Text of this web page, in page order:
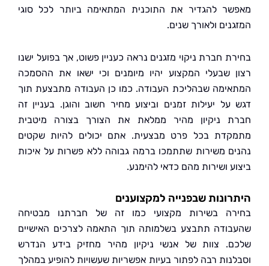
להגדיר את התוכנית המתאימה ביותר לכל סוגי
ולאורך שנים.
חברת ניקוי מזגנים נראה כעניין פשוט, אך בפועל ישנו
שבעלי המקצוע יהיו מיומנים וכי ישאו את ההסמכה
שבהליכת העבודה. כמו כן העבודה מתבצעת תוך
יעילות זמנים וביצוע מחיר חשוב והוגן. בעניין זה
ניקיון מהיר ממלאת את הצורך בצורה מיטבית
בכל פרט מבצעית. אתם יכולים להיות שקטים
משירות שתתמכו ברמה גבוהה ללא פשרות על איכות
ושירות מהם כדאי להימנע.
שבפנייה למקצוענים
בשירות מקצועי כמו זה של חברתנו מבטיחה
תתבצע בשלמותה תוך התאמה לצרכים האישיים
צוות של אנשי ניקיון מהיר מחזיק בידע הנדרש
רבה לפתור בעיות אפשריות שעשויות להופיע במהלך